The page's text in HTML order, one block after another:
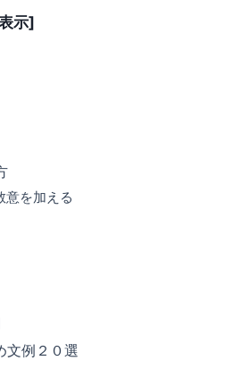
示]
意を加える
文例２０選